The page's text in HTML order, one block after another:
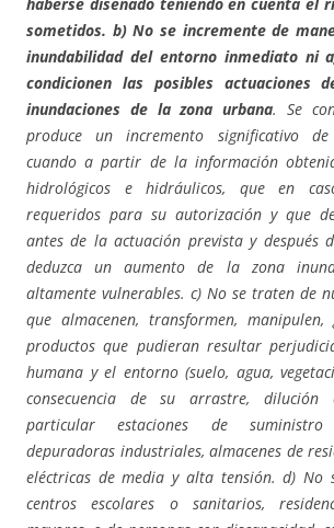
sometidos. b) No se incremente de
inundabilidad del entorno inmediato ni
condicionen las posibles actuaciones
inundaciones de la zona urbana. Se
produce un incremento significativo
cuando a partir de la información
hidrológicos e hidráulicos, que en
requeridos para su autorización y que
antes de la actuación prevista y después
deduzca un aumento de la zona
altamente vulnerables. c) No se traten de
que almacenen, transformen,
productos que pudieran resultar
humana y el entorno (suelo, agua,
consecuencia de su arrastre,
particular estaciones de
depuradoras industriales, almacenes de
eléctricas de media y alta tensión. d) No
centros escolares o sanitarios,